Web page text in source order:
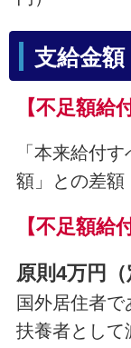
支給金額
【不足額給
「本来給付
額」との差
【不足額給
原則 4万円（
国外居住者
扶養者として